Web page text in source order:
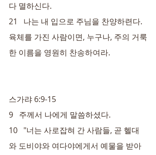
다 멸하신다.
21   나는 내 입으로 주님을 찬양하련다.
육체를 가진 사람이면, 누구나, 주의 거룩
한 이름을 영원히 찬송하여라.
스가랴 6:9-15
9   주께서 나에게 말씀하셨다.
10   "너는 사로잡혀 간 사람들, 곧 헬대
와 도비야와 여다야에게서 예물을 받아